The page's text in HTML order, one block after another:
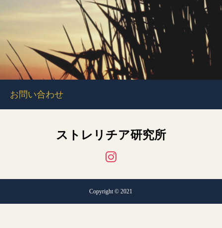
お問い合わせ
ストレリチア研究所
Copyright © 2021